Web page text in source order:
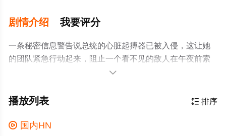
剧情介绍 我要评分
一条秘密信息警告说总统的心脏起搏器已被入侵，这让她
的团队紧急行动起来，阻止一个看不见的敌人在午夜前索
要1亿美观看最新影片请拜访：可视影院，海量影视资源免

 排序
播放列表
 国内HN